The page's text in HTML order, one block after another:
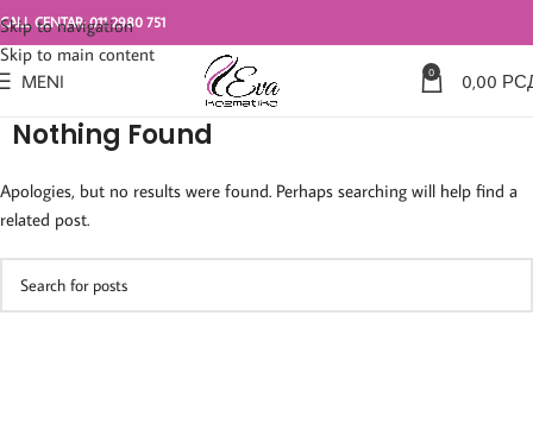
Skip to navigation
Skip to main content
CALL CENTAR: 011 2980 751
MENI 0 0,00
Nothing Found
Apologies, but no results were found. Perhaps searching will help find a
related post.